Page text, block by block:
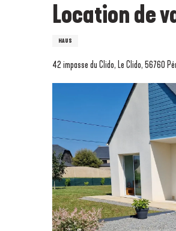
Location de
HAUS
42 impasse du Clido, Le Clido, 56760